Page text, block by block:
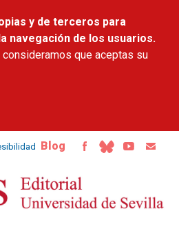
y de terceros para
navegación de los usuarios.
consideramos que aceptas su
Blog